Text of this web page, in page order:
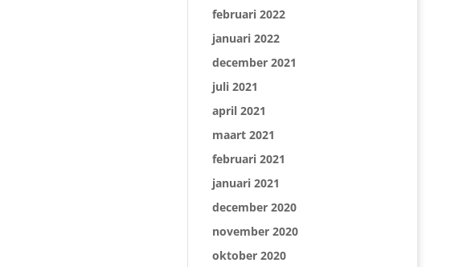
februari 2022
januari 2022
december 2021
juli 2021
april 2021
maart 2021
februari 2021
januari 2021
december 2020
november 2020
oktober 2020